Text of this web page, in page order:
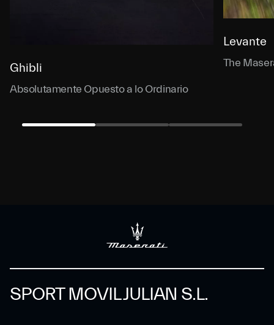
Ghibli
Absolutamente Opuesto a lo Ordinario
Levante
The
SPORT MOVIL JULIAN S.L.